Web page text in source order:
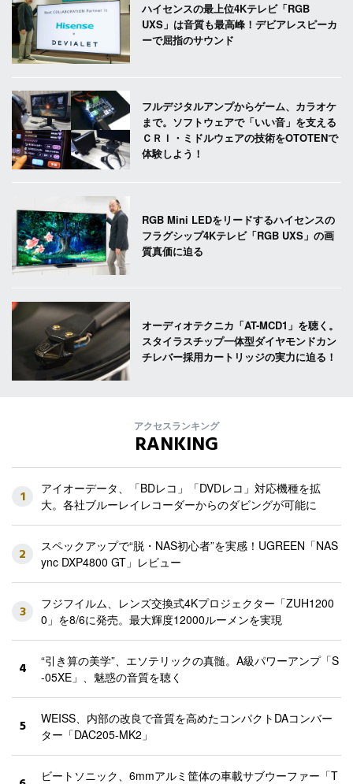
ハイセンスの最上位4Kテレビ「RGB
UXS」は音質も最高峰！デビアレスピーカ
ーで屈指のサウンド
フルデジタルアンプからゲーム、カラオケ
まで。ソフトウェアで「いい音」を支える
ＣＲＩ・ミドルウェアの技術をOTOTENで
体験しよう！
RGB Mini LEDをリードするハイセンスの
フラグシップ4Kテレビ「RGB UXS」の画
質真価に迫る
オーディオテクニカ「AT-MCD1」を聴く。
スタイラスチップ一体型ダイヤモンドカン
チレバー採用カートリッジの実力に迫る！
アクセスランキング
RANKING
1
アイオーデータ、「BDレコ」「DVDレコ」対応機種を拡
大。各社ブルーレイレコーダーからのダビングが可能に
2
スペックアップで“脱・NAS初心者”を実感！UGREEN「NAS
ync DXP4800 GT」レビュー
3
フジフイルム、レンズ交換式4Kプロジェクター「ZUH1200
0」を8/6に発売。最大輝度12000ルーメンを実現
4
“引き算の美学”、エソテリックの真髄。A級パワーアンプ「S
-05XE」、魅惑の音質を聴く
5
WEISS、内部の改良で音質を高めたコンパクトDAコンバー
ター「DAC205-MK2」
ビートソニック、6mmアルミ筐体の車載サブウーファー「T